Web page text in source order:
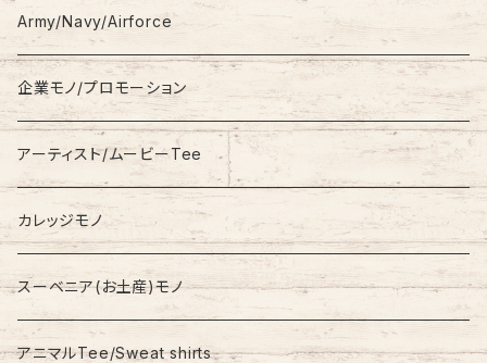
S/S
Hoodie
Fleece
Knit/Sweater
Jacket
Nylon Jacket
Stadium Jumper
Champion
Carhartt
Columbia
NAUTICA
NIKE
RALPH LAUREN
Army/Navy/Airforce
企業モノ/プロモーション
アーティスト/ムービーTee
カレッジモノ
スーベニア(お土産)モノ
アニマルTee/Sweat shirts